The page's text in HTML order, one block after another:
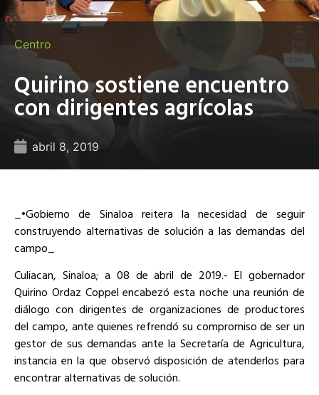
Centro
Quirino sostiene encuentro
con dirigentes agrícolas
abril 8, 2019
_•Gobierno de Sinaloa reitera la necesidad de seguir
construyendo alternativas de solución a las demandas del
campo_
Culiacan, Sinaloa; a 08 de abril de 2019.- El gobernador
Quirino Ordaz Coppel encabezó esta noche una reunión de
diálogo con dirigentes de organizaciones de productores
del campo, ante quienes refrendó su compromiso de ser un
gestor de sus demandas ante la Secretaría de Agricultura,
instancia en la que observó disposición de atenderlos para
encontrar alternativas de solución.